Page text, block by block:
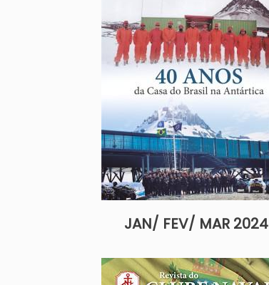
JAN/ FEV/ MAR 2024
Imagem